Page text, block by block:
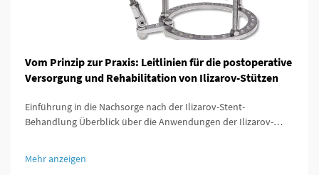
Vom Prinzip zur Praxis: Leitlinien für die postoperative
Versorgung und Rehabilitation von Ilizarov-Stützen
Einführung in die Nachsorge nach der Ilizarov-Stent-
Behandlung Überblick über die Anwendungen der Ilizarov-
gebrochene Bereiche zu stabilisieren und Deformitäten zu
Mehr anzeigen